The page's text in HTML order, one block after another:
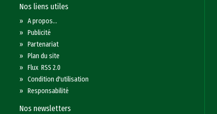
Nos liens utiles
»A propos...
»Publicité
»Partenariat
»Plan du site
»Flux RSS 2.0
»Condition d'utilisation
»Responsabilité
Nos newsletters